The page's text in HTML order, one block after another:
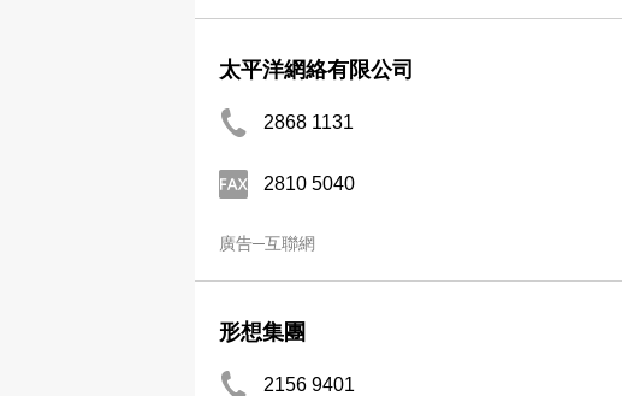
太平洋網絡有限公司
2868 1131
2810 5040
廣告─互聯網
形想集團
2156 9401